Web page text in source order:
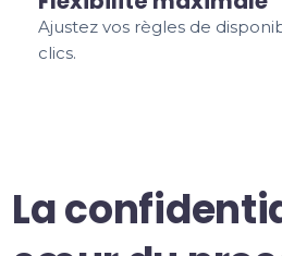
Ajustez vos règles de
clics.
La